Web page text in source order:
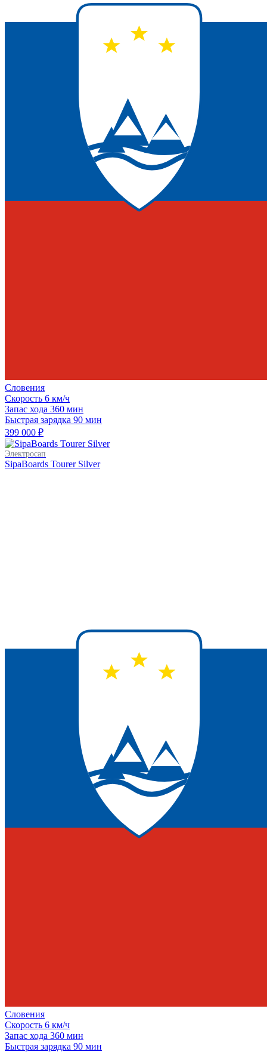
Словения
Скорость 6 км/ч
Запас хода 360 мин
Быстрая зарядка 90 мин
399 000 ₽
Электросап
SipaBoards Tourer Silver
Словения
Скорость 6 км/ч
Запас хода 360 мин
Быстрая зарядка 90 мин